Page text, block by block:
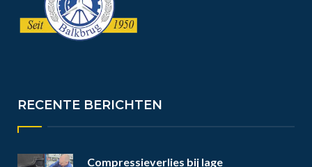
RECENTE BERICHTEN
Compressieverlies bij lage